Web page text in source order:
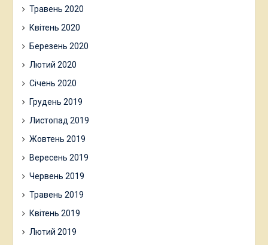
Травень 2020
Квітень 2020
Березень 2020
Лютий 2020
Січень 2020
Грудень 2019
Листопад 2019
Жовтень 2019
Вересень 2019
Червень 2019
Травень 2019
Квітень 2019
Лютий 2019